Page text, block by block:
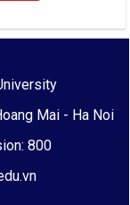
Mai - Ha Noi
800